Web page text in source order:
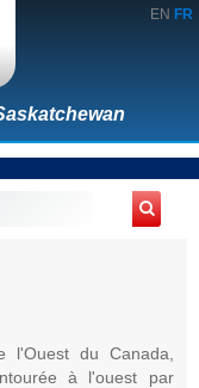
EN FR
l'Ouest du Canada,
à l'ouest par